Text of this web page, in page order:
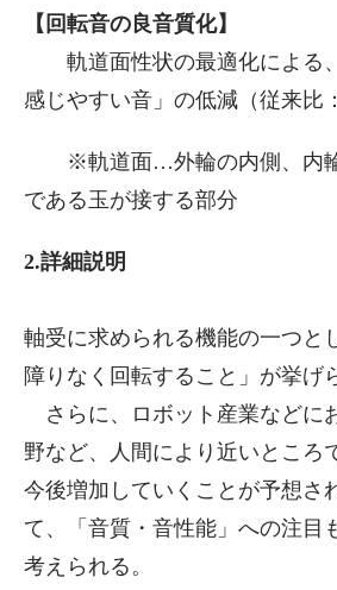
【回転音の良音質化】
軌道面性状の最適化による
感じやすい音」の低減（従来比
※軌道面…外輪の内側、内輪
である玉が接する部分
2.詳細説明
軸受に求められる機能の一つと
障りなく回転すること」が挙げ
さらに、ロボット産業などに
野など、人間により近いところ
今後増加していくことが予想さ
て、「音質・音性能」への注目
考えられる。